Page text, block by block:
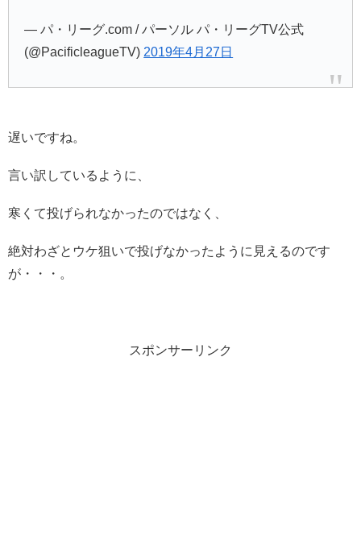
— パ・リーグ.com / パーソル パ・リーグTV公式
(@PacificleagueTV) 2019年4月27日
遅いですね。
言い訳しているように、
寒くて投げられなかったのではなく、
絶対わざとウケ狙いで投げなかったように見えるのです
が・・・。
スポンサーリンク